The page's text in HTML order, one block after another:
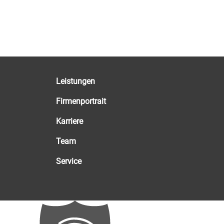
Leistungen
Firmenportrait
Karriere
Team
Service